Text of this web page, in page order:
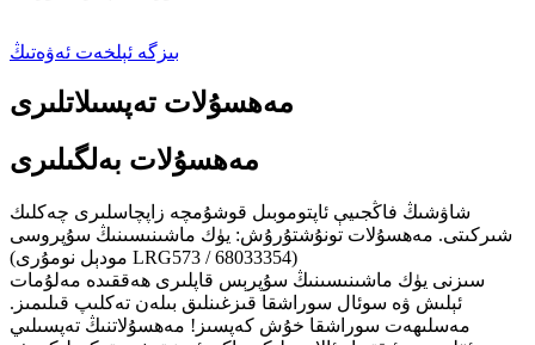
بىزگە ئېلخەت ئەۋەتىڭ
مەھسۇلات تەپسىلاتلىرى
مەھسۇلات بەلگىلىرى
شاۋشىڭ فاڭجىيې ئاپتوموبىل قوشۇمچە زاپچاسلىرى چەكلىك
شىركىتى. مەھسۇلات تونۇشتۇرۇش: يۈك ماشىنىسىنىڭ سۇپروسى
(مودېل نومۇرى LRG573 / 68033354)
سىزنى يۈك ماشىنىسىنىڭ سۇپرېس قاپلىرى ھەققىدە مەلۇمات
ئېلىش ۋە سوئال سوراشقا قىزغىنلىق بىلەن تەكلىپ قىلىمىز.
مەسلىھەت سوراشقا خۇش كەپسىز! مەھسۇلاتنىڭ تەپسىلىي